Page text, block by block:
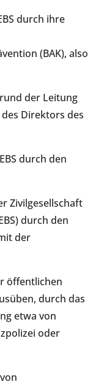
durch ihre
(BAK), also
der Leitung
Direktors des
durch den
Zivilgesellschaft
durch den
der
öffentlichen
durch das
etwa von
oder